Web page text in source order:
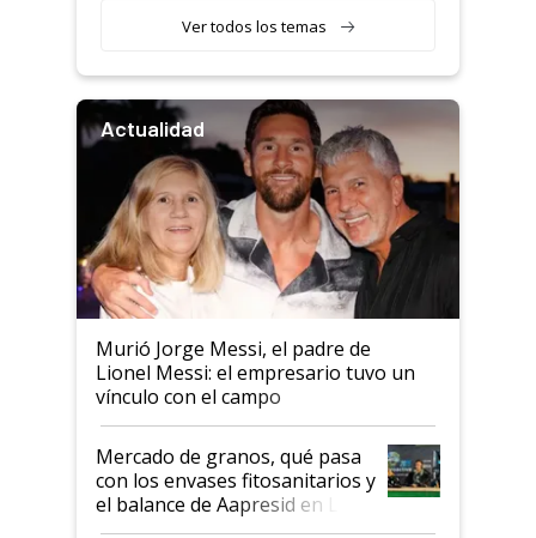
Ver todos los temas
Actualidad
Murió Jorge Messi, el padre de
Lionel Messi: el empresario tuvo un
vínculo con el campo
Mercado de granos, qué pasa
con los envases fitosanitarios y
el balance de Aapresid en La
Posta